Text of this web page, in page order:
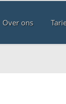
Over ons